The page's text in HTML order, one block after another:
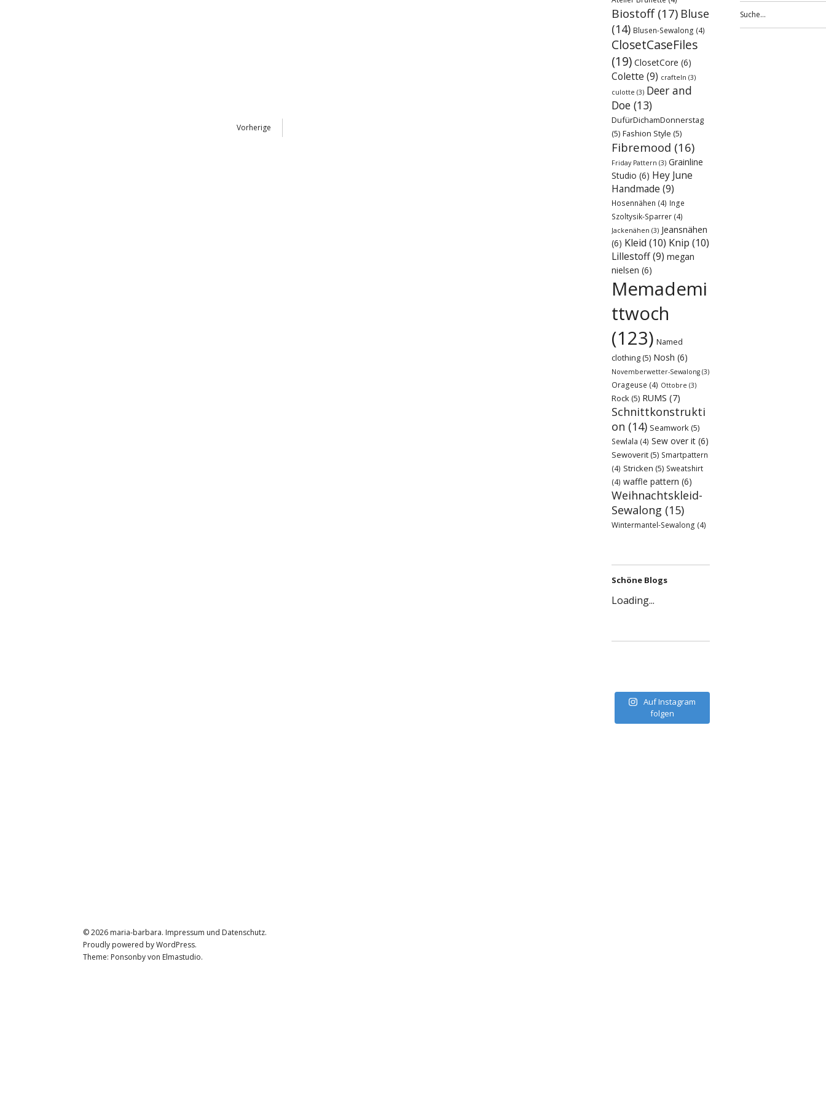
Vorherige
Biostoff(17) Bluse
(14) Blusen-Sewalong (4)
ClosetCaseFiles
(19) ClosetCore (6)
Colette (9) crafteln (3)
culotte (3) Deer and
Doe (13)
DufürDichamDonnerstag
(5) Fashion Style (5)
Fibremood (16)
Friday Pattern (3) Grainline
Studio (6) Hey June
Handmade (9)
Hosennähen (4) Inge
Szoltysik-Sparrer (4)
Jackenähen (3) Jeansnähen
(6) Kleid (10) Knip (10)
Lillestoff(9) megan
nielsen (6)
Memademi
ttwoch
(123) Named
clothing (5) Nosh (6)
Novemberwetter-Sewalong (3)
Orageuse (4) Ottobre (3)
Rock (5) RUMS (7)
Schnittkonstrukti
on (14) Seamwork (5)
Sewlala (4) Sew over it (6)
Sewoverit (5) Smartpattern
(4) Stricken (5) Sweatshirt
(4) waffle pattern (6)
Weihnachtskleid-
Sewalong (15)
Wintermantel-Sewalong (4)
Schöne Blogs
Loading...
Auf Instagram
folgen
© 2026 maria-barbara. Impressum und Datenschutz
Proudly powered byWordPress.
Theme: Ponsonby von Elmastudio.